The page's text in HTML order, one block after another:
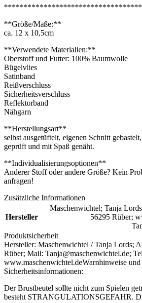
**Größe/Maße:**
ca. 12 x 10,5cm
**Verwendete Materialien:**
Oberstoff und Futter: 100% Baumwolle
Bügelvlies
Satinband
Reißverschluss
Sicherheitsverschluss
Reflektorband
Nähgarn
**Herstellungsart**
selbst ausgetüftelt, eigenen Schnitt
geprüft und mit Spaß genäht.
**Individualisierungsoptionen**
Anderer Stoff oder andere Größe? Kein
anfragen!
Zusätzliche Informationen
Hersteller
Maschenwichtel; Tanja
56295 Rüber;
Produktsicherheit
Hersteller: Maschenwichtel / Tanja Lords;
Rüber; Mail: Tanja@maschenwichtel.de;
www.maschenwichtel.deWarnhinweise und
Sicherheitsinformationen:
Der Brustbeutel sollte nicht zum Spielen
besteht STRANGULATIONSGEFAHR.